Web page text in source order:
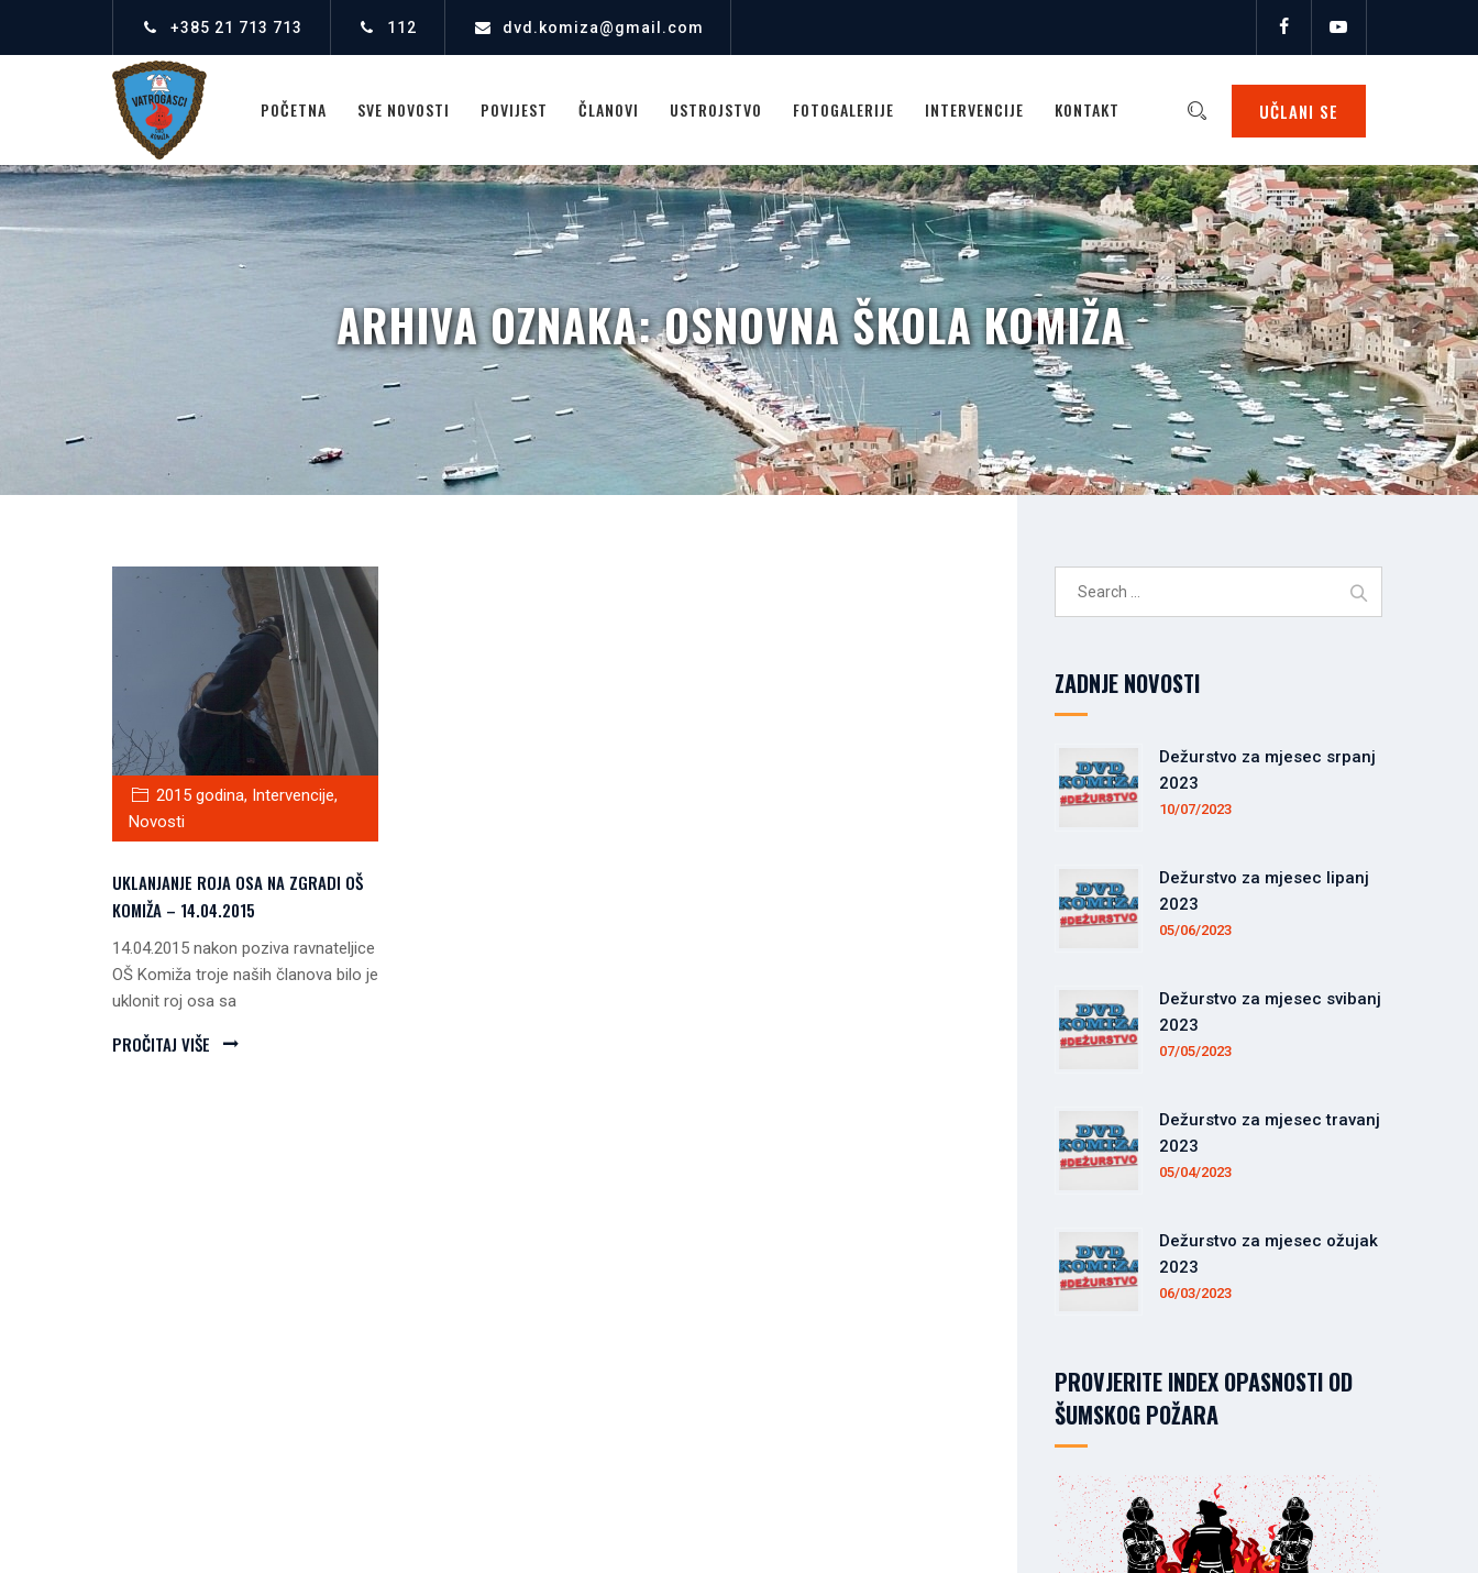
+385 21 713 713 112 dvd.komiza@gmail.com
UČLANI SE
POČETNA SVE NOVOSTI POVIJEST ČLANOVI USTROJSTVO FOTOGALERIJE INTERVENCIJE KONTAKT
ARHIVA OZNAKA:OSNOVNA ŠKOLA KOMIŽA
2015 godina, Intervencije,
Novosti
UKLANJANJE ROJA OSA NA ZGRADI OŠ
KOMIŽA – 14.04.2015
14.04.2015 nakon poziva ravnateljice
OŠ Komiža troje naših članova bilo je
uklonit roj osa sa
PROČITAJ VIŠE
ZADNJE NOVOSTI
Dežurstvo za mjesec srpanj
2023
10/07/2023
Dežurstvo za mjesec lipanj
2023
05/06/2023
Dežurstvo za mjesec svibanj
2023
07/05/2023
Dežurstvo za mjesec travanj
2023
05/04/2023
Dežurstvo za mjesec ožujak
2023
06/03/2023
PROVJERITE INDEX OPASNOSTI OD
ŠUMSKOG POŽARA